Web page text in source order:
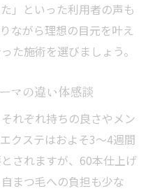
」といった利用者の声も
ながら理想の目元を叶え
た施術を選びましょう。
マの違い体感談
れぞれ持ちの良さやメン
クステはおよそ3〜4週間
されますが、60本仕上げ
まつ毛への負担も少な